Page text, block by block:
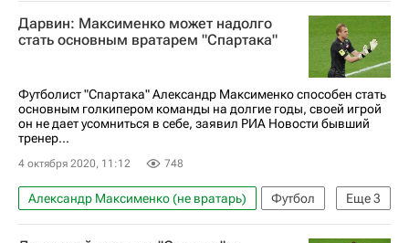
Молодежная сборная России по футболу
Магомед-Шапи Сулейманов
Роман Евгеньев
Дарвин: Максименко может надолго
стать основным вратарем "Спартака"
Футболист "Спартака" Александр Максименко способен стать
основным голкипером команды на долгие годы, своей игрой
он не дает усомниться в себе, заявил РИА Новости бывший
тренер...
4 октября 2020, 11:12 748
Еще3
Александр Максименко (не вратарь)
Футбол
РПЛ 2026-2027 (Чемпионат России по футболу)